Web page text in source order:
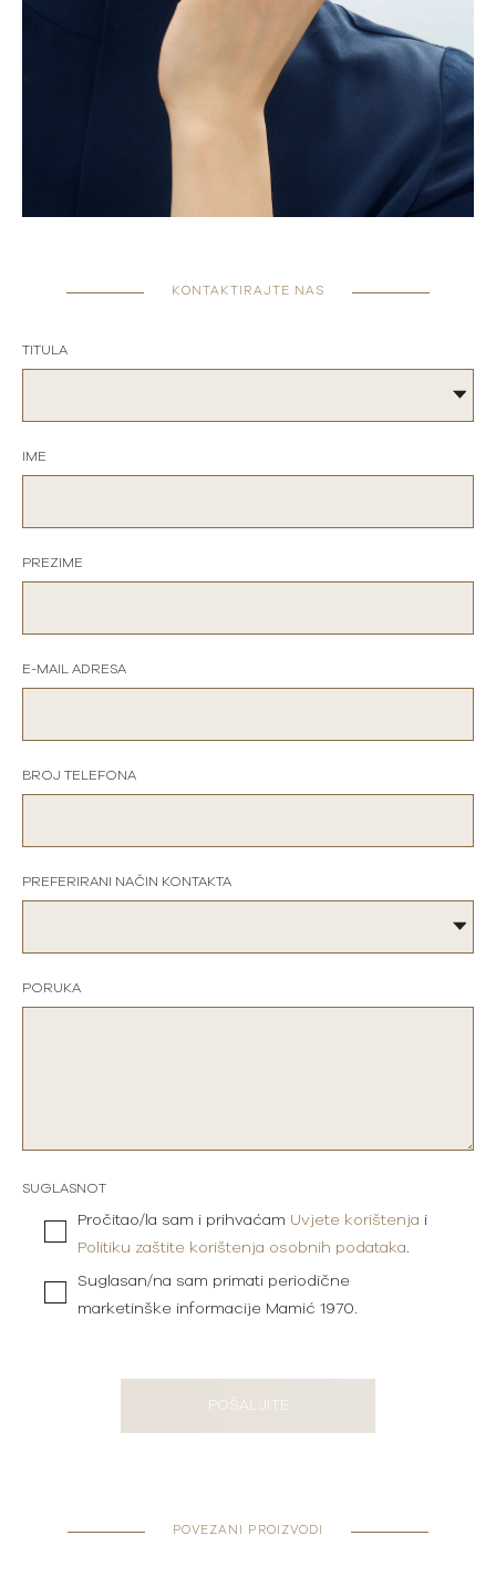
KONTAKTIRAJTE NAS
TITULA
IME
PREZIME
E-MAIL ADRESA
BROJ TELEFONA
PREFERIRANI NAČIN KONTAKTA
PORUKA
SUGLASNOT
Pročitao/la sam i prihvaćam Uvjete korištenja i
Politiku zaštite korištenja osobnih podataka.
Suglasan/na sam primati periodične
marketinške informacije Mamić 1970.
POŠALJITE
POVEZANI PROIZVODI